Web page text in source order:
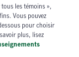
les témoins »,
Vous pouvez
pour choisir
plus, lisez